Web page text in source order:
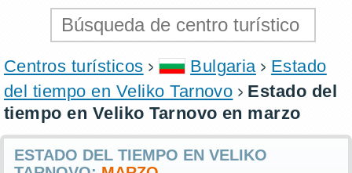
Centros turísticos Bulgaria
Estado
del tiempo en Veliko Tarnovo
Estado del
tiempo en Veliko Tarnovo en marzo
ESTADO DEL TIEMPO EN VELIKO